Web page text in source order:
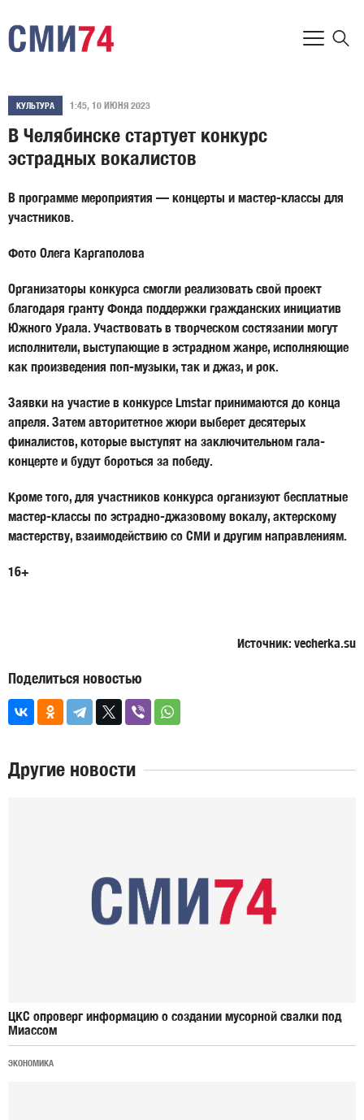
КУЛЬТУРА 1:45, 10 ИЮНЯ 2023
В Челябинске стартует конкурс
эстрадных вокалистов
В программе мероприятия — концерты и мастер-классы для
участников.
Фото Олега Каргаполова
Организаторы конкурса смогли реализовать свой проект
благодаря гранту Фонда поддержки гражданских инициатив
Южного Урала. Участвовать в творческом состязании могут
исполнители, выступающие в эстрадном жанре, исполняющие
как произведения поп-музыки, так и джаз, и рок.
Заявки на участие в конкурсе Lmstar принимаются до конца
апреля. Затем авторитетное жюри выберет десятерых
финалистов, которые выступят на заключительном гала-
концерте и будут бороться за победу.
Кроме того, для участников конкурса организуют бесплатные
мастер-классы по эстрадно-джазовому вокалу, актерскому
мастерству, взаимодействию со СМИ и другим направлениям.
16+
Источник: vecherka.su
Поделиться новостью
Другие новости
ЦКС опроверг информацию о создании мусорной свалки под
Миассом
ЭКОНОМИКА